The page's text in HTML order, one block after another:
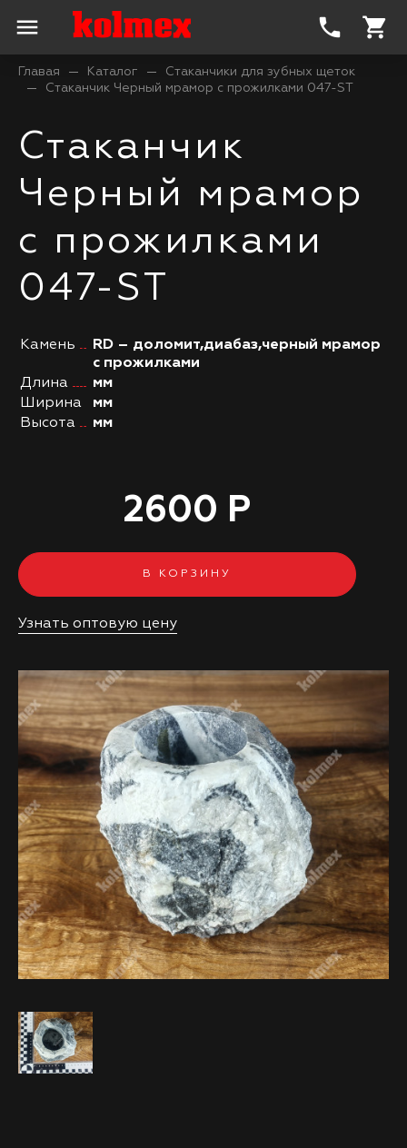
menu phone shopping_cart
Главая Каталог
Стаканчики для зубных щеток
Стаканчик Черный мрамор с прожилками 047-ST
Стаканчик
Черный мрамор
с прожилками
047-ST
Камень
RD – доломит,диабаз,черный мрамор
с прожилками
Длина
мм
Ширина
мм
Высота
мм
2600 Р
В КОРЗИНУ
Узнать оптовую цену